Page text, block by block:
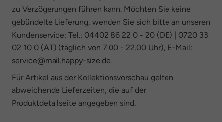
zu Verzögerungen führen kann. Möchten Sie keine
gebündelte Lieferung, wenden Sie sich bitte an unseren
Kundenservice: Tel.: 04402 86 22 0 - 20 (DE) | 0720 33
02 10 0 (AT) (täglich von 7.00 - 22.00 Uhr), E-Mail:
service@mail.happy-size.de.
Für Artikel aus der Kollektionsvorschau gelten
abweichende Lieferzeiten, die auf der
Produktdetailseite angegeben sind.